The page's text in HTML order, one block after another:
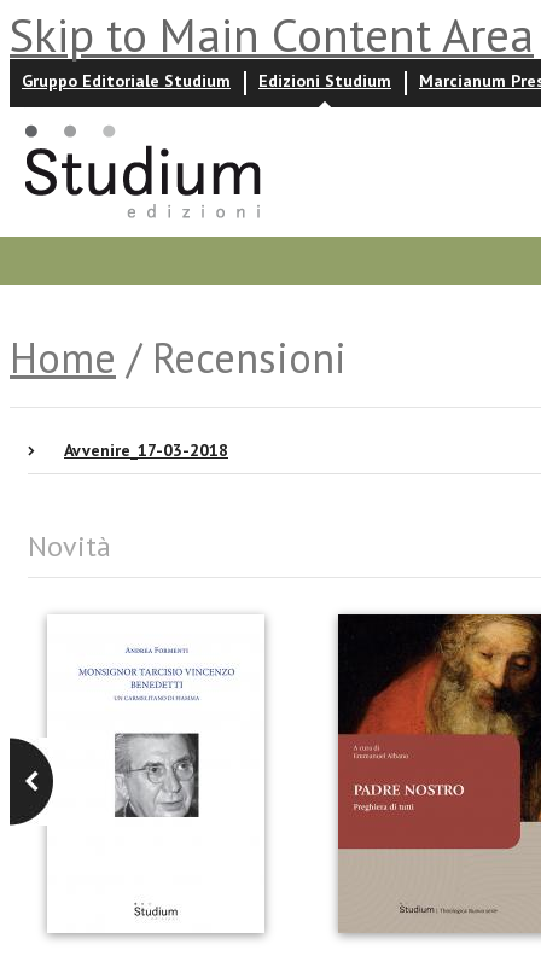
Skip to Main Content Area
Gruppo Editoriale Studium Edizioni Studium Marcianum
Home / Recensioni
Avvenire_17-03-2018
Novità